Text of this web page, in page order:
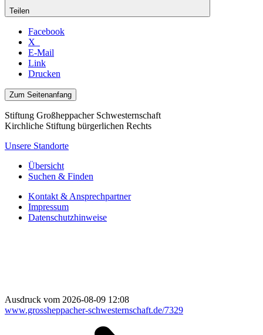
Teilen
Facebook
X
E-Mail
Link
Drucken
Zum Seitenanfang
Stiftung Großheppacher Schwesternschaft
Kirchliche Stiftung bürgerlichen Rechts
Unsere Standorte
Übersicht
Suchen & Finden
Kontakt & Ansprechpartner
Impressum
Datenschutzhinweise
Ausdruck vom 2026-08-09 12:08
www.grossheppacher-schwesternschaft.de/7329